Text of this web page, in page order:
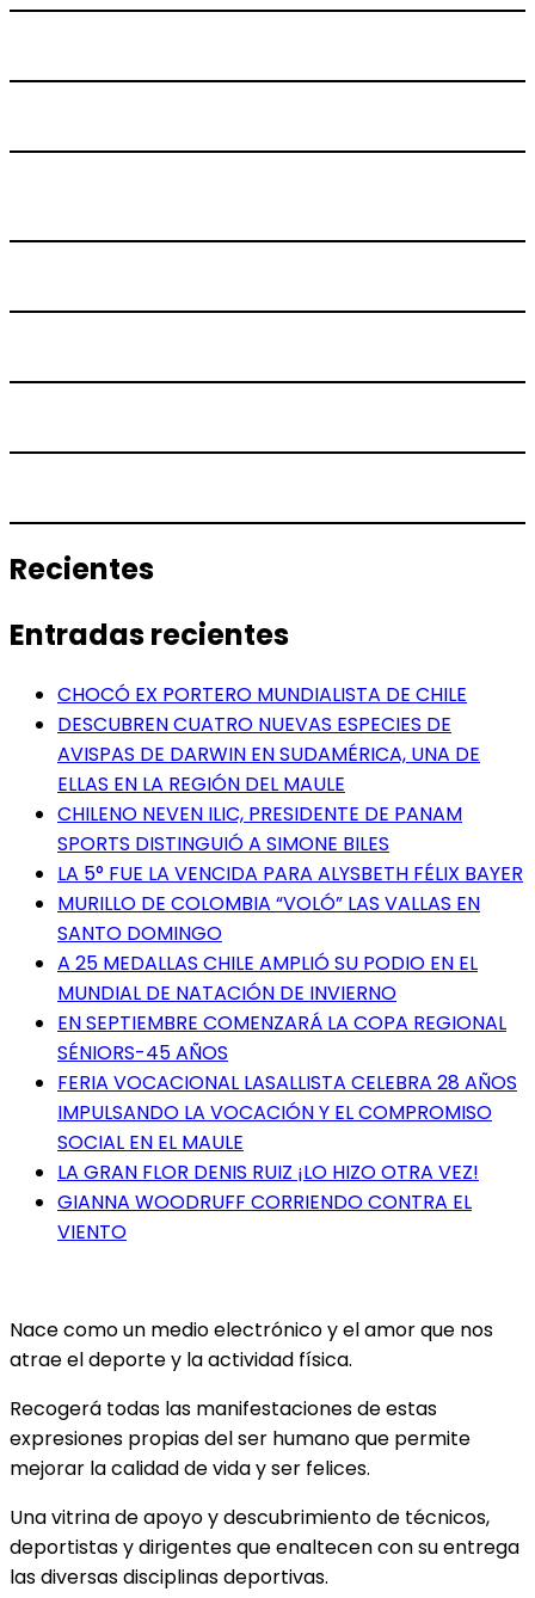
Recientes
Entradas recientes
CHOCÓ EX PORTERO MUNDIALISTA DE CHILE
DESCUBREN CUATRO NUEVAS ESPECIES DE
AVISPAS DE DARWIN EN SUDAMÉRICA, UNA DE
ELLAS EN LA REGIÓN DEL MAULE
CHILENO NEVEN ILIC, PRESIDENTE DE PANAM
SPORTS DISTINGUIÓ A SIMONE BILES
LA 5° FUE LA VENCIDA PARA ALYSBETH FÉLIX BAYER
MURILLO DE COLOMBIA “VOLÓ” LAS VALLAS EN
SANTO DOMINGO
A 25 MEDALLAS CHILE AMPLIÓ SU PODIO EN EL
MUNDIAL DE NATACIÓN DE INVIERNO
EN SEPTIEMBRE COMENZARÁ LA COPA REGIONAL
SÉNIORS-45 AÑOS
FERIA VOCACIONAL LASALLISTA CELEBRA 28 AÑOS
IMPULSANDO LA VOCACIÓN Y EL COMPROMISO
SOCIAL EN EL MAULE
LA GRAN FLOR DENIS RUIZ ¡LO HIZO OTRA VEZ!
GIANNA WOODRUFF CORRIENDO CONTRA EL
VIENTO
Nace como un medio electrónico y el amor que nos
atrae el deporte y la actividad física.
Recogerá todas las manifestaciones de estas
expresiones propias del ser humano que permite
mejorar la calidad de vida y ser felices.
Una vitrina de apoyo y descubrimiento de técnicos,
deportistas y dirigentes que enaltecen con su entrega
las diversas disciplinas deportivas.